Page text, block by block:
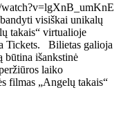
visiškai unikalų
takais“ virtualioje
Tickets. Bilietas galioja
būtina išankstinė
laiko
filmas „Angelų takais“